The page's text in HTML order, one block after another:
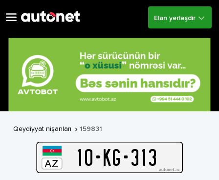
Elan yerləşdir
Qeydiyyat nişanları  159831
10-KG-313